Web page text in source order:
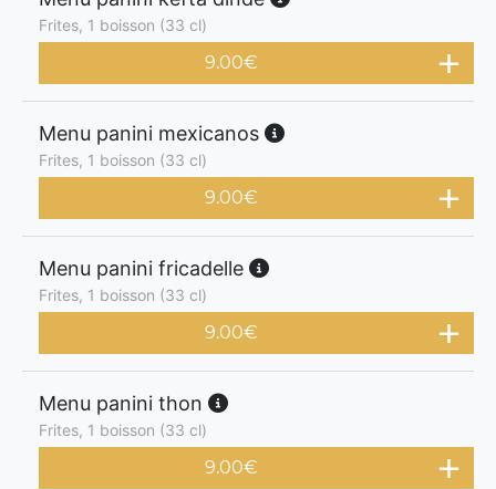
Frites, 1 boisson (33 cl)
9.00€
Menu panini mexicanos
Frites, 1 boisson (33 cl)
9.00€
Menu panini fricadelle
Frites, 1 boisson (33 cl)
9.00€
Menu panini thon
Frites, 1 boisson (33 cl)
9.00€